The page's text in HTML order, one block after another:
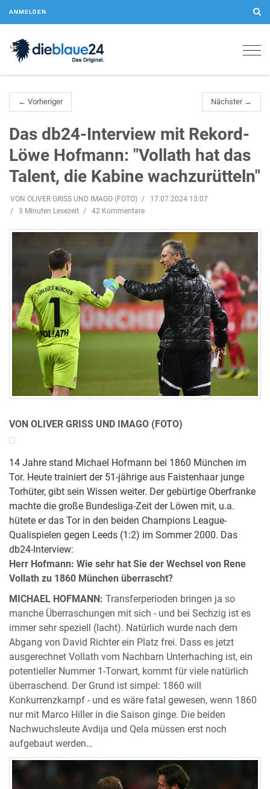
ANMELDEN
← Vorheriger Nächster →
Das db24-Interview mit Rekord-
Löwe Hofmann: "Vollath hat das
Talent, die Kabine wachzurütteln"
VON OLIVER GRISS UND IMAGO (FOTO)
17.07.2024 13:07
3 Minuten Lesezeit
42 Kommentare
VON OLIVER GRISS UND IMAGO (FOTO)
14 Jahre stand Michael Hofmann bei 1860 München im
Tor. Heute trainiert der 51-jährige aus Faistenhaar junge
Torhüter, gibt sein Wissen weiter. Der gebürtige Oberfranke
machte die große Bundesliga-Zeit der Löwen mit, u.a.
hütete er das Tor in den beiden Champions League-
Qualispielen gegen Leeds (1:2) im Sommer 2000. Das
db24-Interview:
Herr Hofmann: Wie sehr hat Sie der Wechsel von Rene
Vollath zu 1860 München überrascht?
MICHAEL HOFMANN: Transferperioden bringen ja so
manche Überraschungen mit sich - und bei Sechzig ist es
immer sehr speziell (lacht). Natürlich wurde nach dem
Abgang von David Richter ein Platz frei. Dass es jetzt
ausgerechnet Vollath vom Nachbarn Unterhaching ist, ein
potentieller Nummer 1-Torwart, kommt für viele natürlich
überraschend. Der Grund ist simpel: 1860 will
Konkurrenzkampf - und es wäre fatal gewesen, wenn 1860
nur mit Marco Hiller in die Saison ginge. Die beiden
Nachwuchsleute Avdija und Qela müssen erst noch
aufgebaut werden…